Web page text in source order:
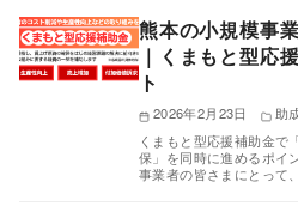
熊本の小規模事
｜くまもと型応
ト
2026年2月23日
助
くまもと型応援補助金
保」を同時に進めるポイ
事業者の皆さまにとって